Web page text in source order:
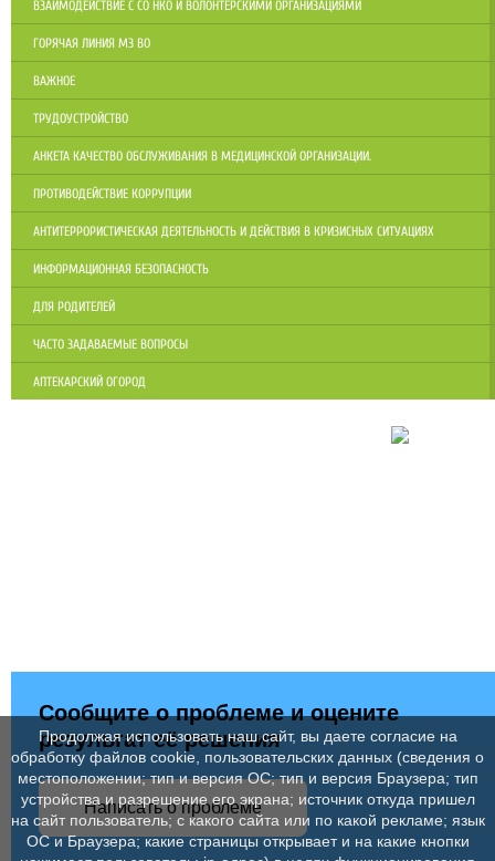
ВЗАИМОДЕЙСТВИЕ С СО НКО И ВОЛОНТЕРСКИМИ ОРГАНИЗАЦИЯМИ
ГОРЯЧАЯ ЛИНИЯ МЗ ВО
ВАЖНОЕ
ТРУДОУСТРОЙСТВО
АНКЕТА КАЧЕСТВО ОБСЛУЖИВАНИЯ В МЕДИЦИНСКОЙ ОРГАНИЗАЦИИ.
ПРОТИВОДЕЙСТВИЕ КОРРУПЦИИ
АНТИТЕРРОРИСТИЧЕСКАЯ ДЕЯТЕЛЬНОСТЬ И ДЕЙСТВИЯ В КРИЗИСНЫХ СИТУАЦИЯХ
ИНФОРМАЦИОННАЯ БЕЗОПАСНОСТЬ
ДЛЯ РОДИТЕЛЕЙ
ЧАСТО ЗАДАВАЕМЫЕ ВОПРОСЫ
АПТЕКАРСКИЙ ОГОРОД
Сообщите о проблеме и оцените
результат её решения
Написать о проблеме
Продолжая использовать наш сайт, вы даете согласие на
обработку файлов cookie, пользовательских данных (сведения о
местоположении; тип и версия ОС; тип и версия Браузера; тип
устройства и разрешение его экрана; источник откуда пришел
на сайт пользователь; с какого сайта или по какой рекламе; язык
ОС и Браузера; какие страницы открывает и на какие кнопки